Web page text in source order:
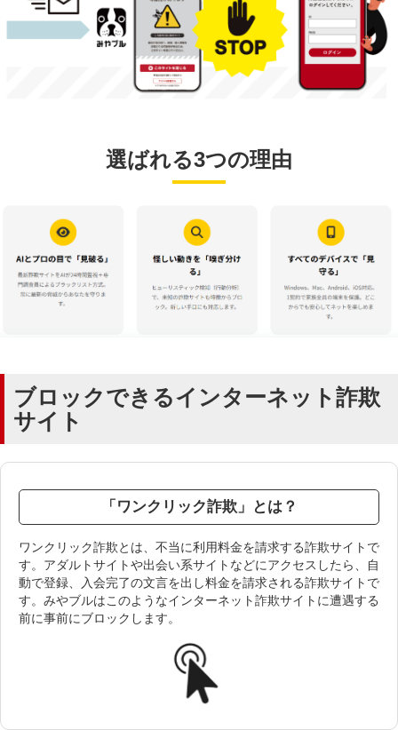
選ばれる3つの理由
ブロックできるインターネット詐欺
サイト
「ワンクリック詐欺」とは？
ワンクリック詐欺とは、不当に利用料金を請求する詐欺サイトで
す。アダルトサイトや出会い系サイトなどにアクセスしたら、自
動で登録、入会完了の文言を出し料金を請求される詐欺サイトで
す。みやブルはこのようなインターネット詐欺サイトに遭遇する
前に事前にブロックします。